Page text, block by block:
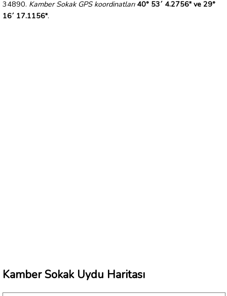
34890. Kamber Sokak GPS koordinatları 40° 53´ 4.2756" ve 29°
16´ 17.1156".
Kamber Sokak Uydu Haritası